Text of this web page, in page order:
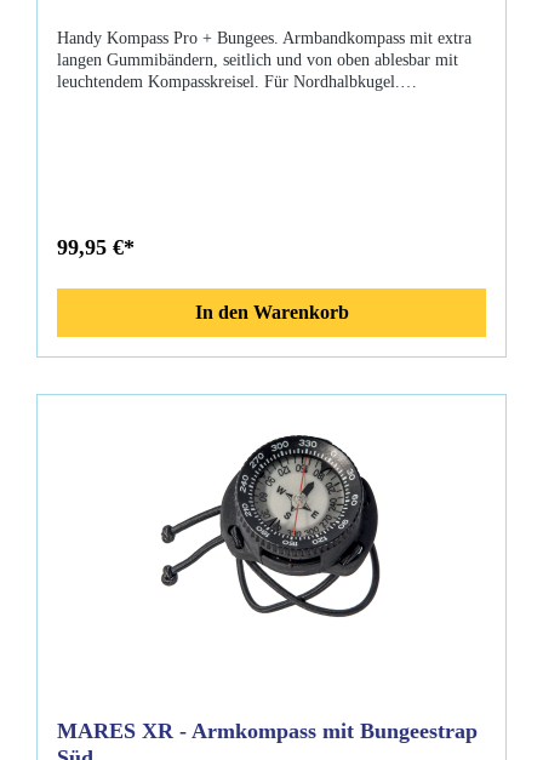
Handy Kompass Pro + Bungees. Armbandkompass mit extra
langen Gummibändern, seitlich und von oben ablesbar mit
leuchtendem Kompasskreisel. Für Nordhalbkugel.
99,95 €*
In den Warenkorb
MARES XR - Armkompass mit Bungeestrap